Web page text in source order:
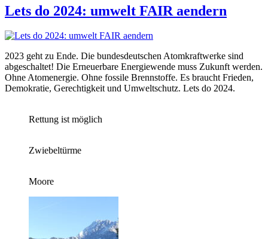
Strahlenschutz
wird
geordnet
Verordnungen
erlassen
Lets do 2024: umwelt FAIR aendern
2023 geht zu Ende. Die bundesdeutschen Atomkraftwerke sind
abgeschaltet! Die Erneuerbare Energiewende muss Zukunft werden.
Ohne Atomenergie. Ohne fossile Brennstoffe. Es braucht Frieden,
Demokratie, Gerechtigkeit und Umweltschutz. Lets do 2024.
Rettung ist möglich
Zwiebeltürme
Moore